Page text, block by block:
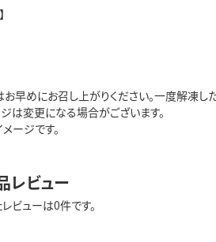
早めにお召し上がりください。一度解凍し
は変更になる場合がございます。
ージです。
レビュー
ビューは0件です。